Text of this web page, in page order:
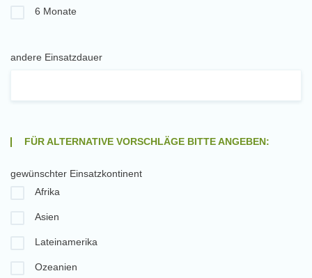
6 Monate
andere Einsatzdauer
FÜR ALTERNATIVE VORSCHLÄGE BITTE ANGEBEN:
gewünschter Einsatzkontinent
Afrika
Asien
Lateinamerika
Ozeanien